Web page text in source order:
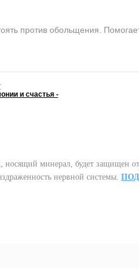
против обольщения.
и счастья -
носящий минерал, будет защищен
нервной системы.